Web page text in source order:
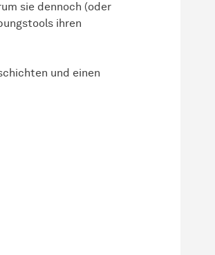
sie dennoch (oder
ihren
und einen